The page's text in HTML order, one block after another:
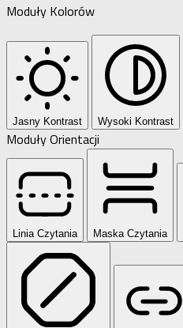
Moduły Kolorów
Jasny Kontrast Wysoki Kontrast
Moduły Orientacji
Linia Czytania Maska Czytania